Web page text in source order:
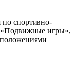
по спортивно-
«Подвижные игры»,
положениями